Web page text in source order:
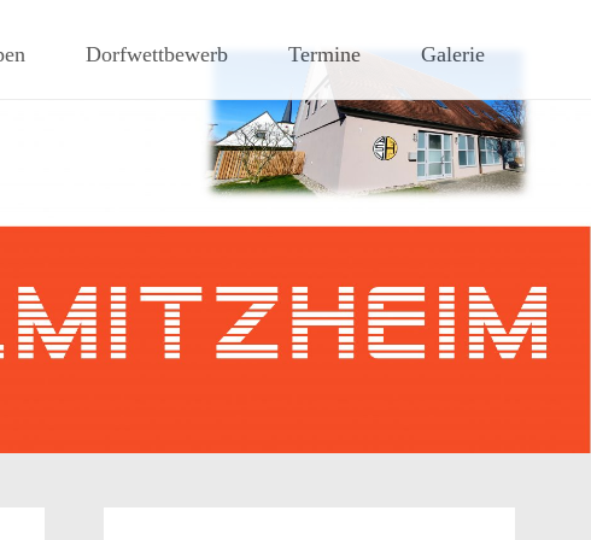
Steigerwaldes
Dorfwettbewerb Termine Galerie